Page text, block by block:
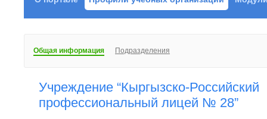
Общая информация Подразделения
Учреждение “Кыргызско-Российский
профессиональный лицей № 28”